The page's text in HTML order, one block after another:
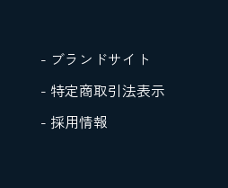
- ブランドサイト
- 特定商取引法表示
- 採用情報